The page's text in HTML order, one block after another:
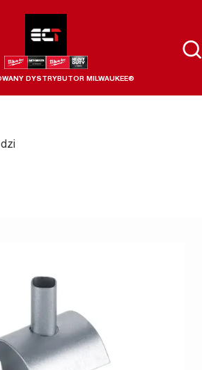
DYSTRYBUTOR MILWAUKEE®